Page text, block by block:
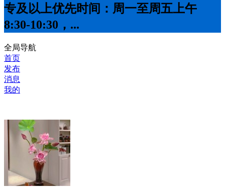
专及以上优先时间：周一至周五上午
8:30-10:30，...
全局导航
首页
发布
消息
我的